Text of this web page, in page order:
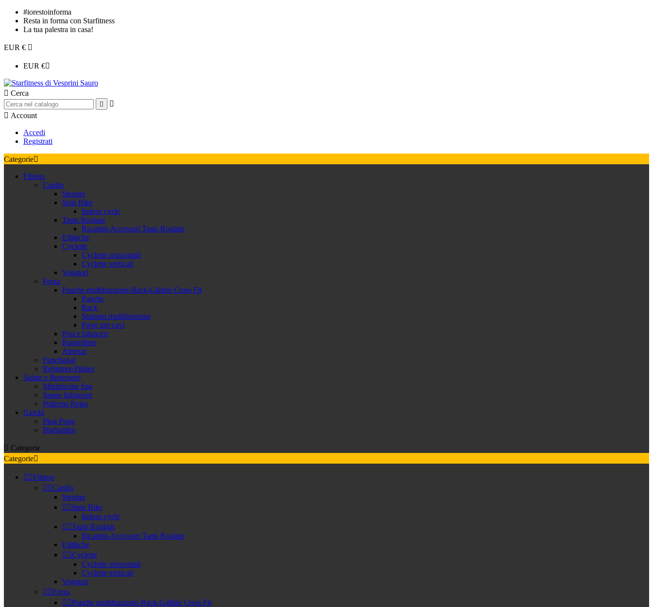
#iorestoinforma
Resta in forma con Starfitness
La tua palestra in casa!
EUR € 
EUR €
 Cerca


 Account
Accedi
Registrati
Categorie
Fitness
Cardio
Stepper
Spin Bike
Indoor cycle
Tapis Roulant
Ricambi-Accessori Tapis Roulant
Ellittiche
Cyclette
Cyclette orizzontali
Cyclette verticali
Vogatori
Forza
Panche multifunzione-Rack-Gabbie Cross Fit
Panche
Rack
Stazioni multifunzione
Prese per cavi
Pesi e bilanceri
Rastrelliere
Attrezzi
Functional
Reformer-Pilates
Salute e Benessere
Minipiscine Spa
Saune Infrarossi
Poltrone Relax
Giochi
Ping Pong
Bigliardini
 Categorie
Categorie
 Fitness
 Cardio
Stepper
 Spin Bike
Indoor cycle
 Tapis Roulant
Ricambi-Accessori Tapis Roulant
Ellittiche
 Cyclette
Cyclette orizzontali
Cyclette verticali
Vogatori
 Forza
 Panche multifunzione-Rack-Gabbie Cross Fit